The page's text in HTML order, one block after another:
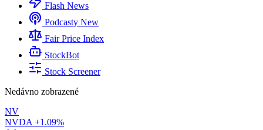
Flash News
Podcasty New
Fair Price Index
StockBot
Stock Screener
Nedávno zobrazené
NV
NVDA +1.09%